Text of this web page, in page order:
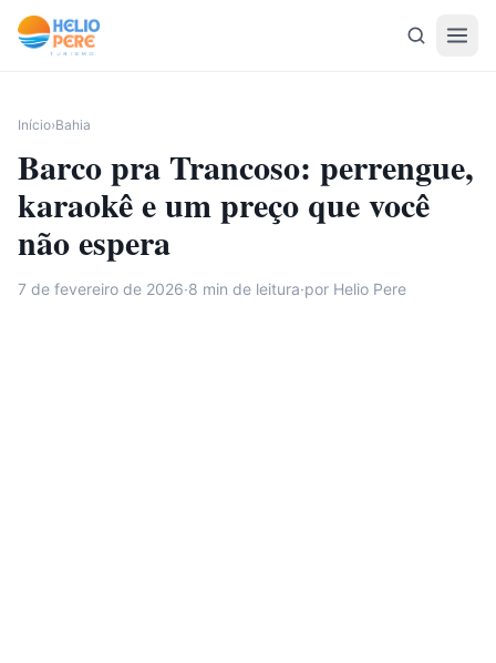
Pular para o conteúdo
Início›Bahia
Barco pra Trancoso: perrengue,
karaokê e um preço que você
não espera
7 de fevereiro de 2026·8 min de leitura·por Helio Pere